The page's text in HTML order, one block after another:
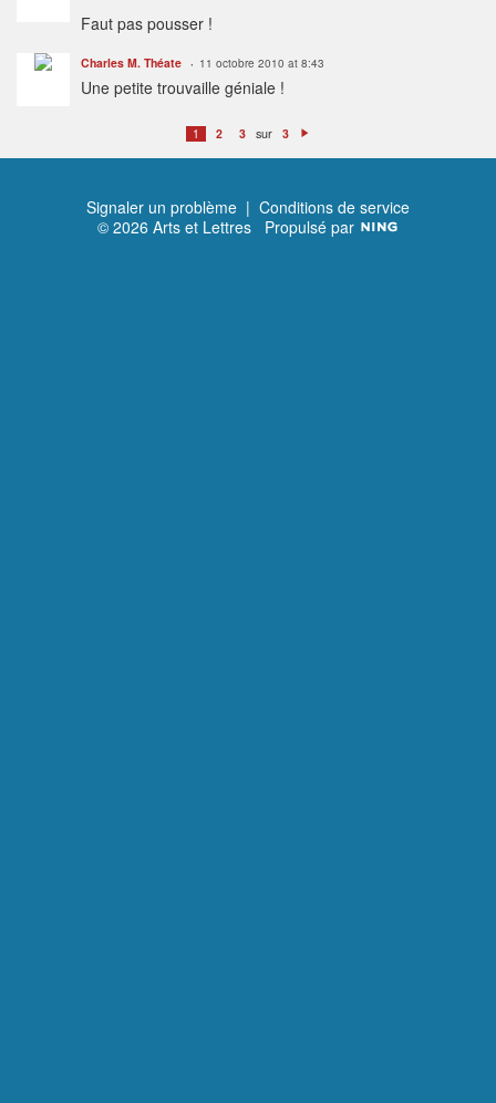
Faut pas pousser !
Charles M. Théate 11 octobre 2010 at 8:43
Une petite trouvaille géniale !
1 2 3 sur 3
ui
t
Signaler un problème | Conditions de service
© 2026 Arts et Lettres Propulsé par